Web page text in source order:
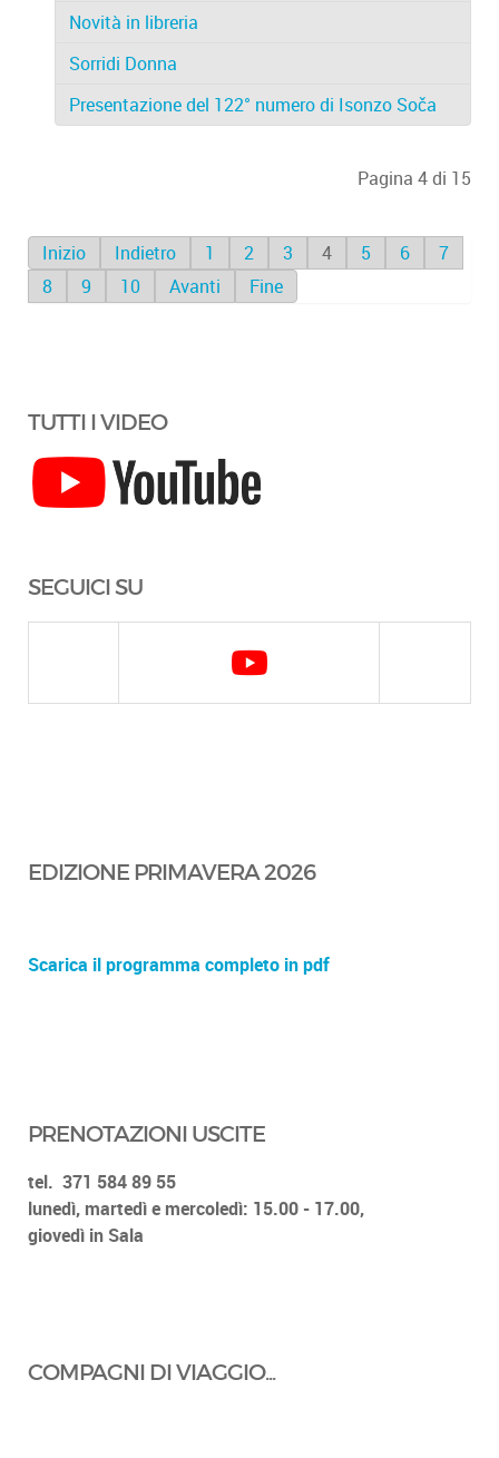
Novità in libreria
Sorridi Donna
Presentazione del 122° numero di Isonzo Soča
Pagina 4 di 15
Inizio Indietro 1 2 3 4 5 6
7
8
9 10 Avanti Fine
TUTTI I VIDEO
SEGUICI SU
EDIZIONE PRIMAVERA 2026
Scarica il programma completo in pdf
PRENOTAZIONI USCITE
tel. 371 584 89 55
lunedì, martedì e mercoledì: 15.00 - 17.00,
giovedì in Sala
COMPAGNI DI VIAGGIO...